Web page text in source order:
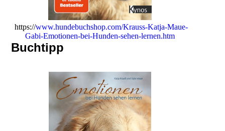
https://www.hundebuchshop.com/Krauss-Katja-Maue-
Gabi-Emotionen-bei-Hunden-sehen-lernen.htm
Buchtipp